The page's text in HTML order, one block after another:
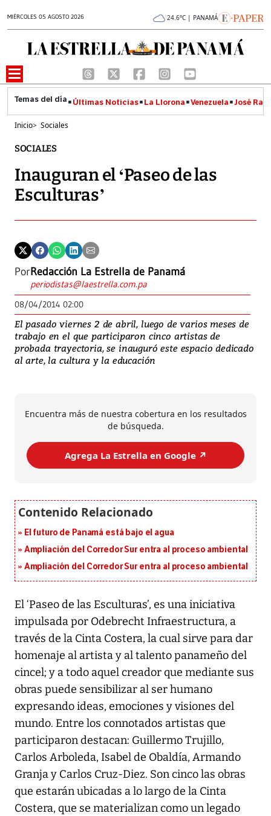
MIÉRCOLES 05 AGOSTO 2026 24.6°C | PANAMÁ
Últimas Noticias La Llorona Venezuela José
Inicio> Sociales
SOCIALES
Inauguran el ‘Paseo de las
Esculturas’
PorRedacción La Estrella de Panamá
periodistas@laestrella.com.pa
08/04/2014 02:00
El pasado viernes 2 de abril, luego de varios meses de
trabajo en el que participaron cinco artistas de
probada trayectoria, se inauguró este espacio dedicado
al arte, la cultura y la educación
Encuentra más de nuestra cobertura en los resultados
de búsqueda.
Agrega La Estrella en Google ↗️
El futuro de Panamá está bajo el agua
Ampliación del Corredor Sur entra al proceso ambiental
Ampliación del Corredor Sur entra al proceso ambiental
El ‘Paseo de las Esculturas’, es una iniciativa
impulsada por Odebrecht Infraestructura, a
través de la Cinta Costera, la cual sirve para dar
homenaje al artista y al talento panameño del
cincel; y a todo aquel creador que mediante sus
obras puede sensibilizar al ser humano
expresando ideas, emociones y visiones del
mundo. Entre los connotados artistas que
participaron destacan: Guillermo Trujillo,
Carlos Arboleda, Isabel de Obaldía, Armando
Granja y Carlos Cruz-Diez. Son cinco las obras
que estarán ubicadas a lo largo de la Cinta
Costera, que se materializan como un legado